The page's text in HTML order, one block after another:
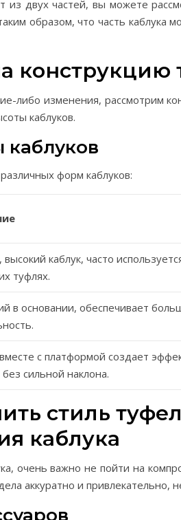
из двух частей, вы можете
образом, что часть
конструкцию
либо изменения, рассмотрим
каблуков.
каблуков
форм каблуков:
каблук, часто
туфлях.
в основании, обеспечивает
с платформой создает
сильной наклона.
стиль
каблука
очень важно не пойти на
аккуратно и привлекательно,